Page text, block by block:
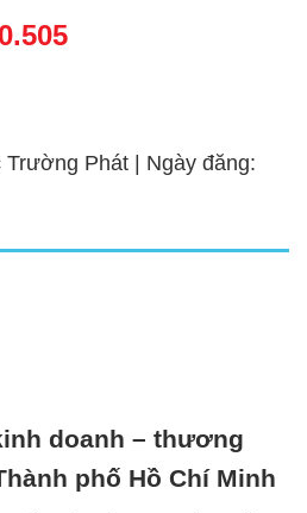
Phát | Ngày đăng:
doanh – thương
phố Hồ Chí Minh